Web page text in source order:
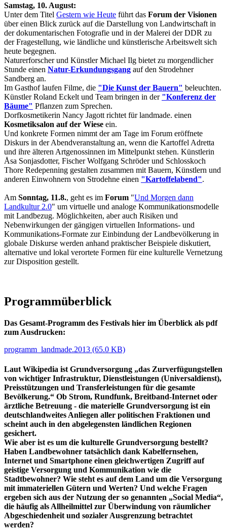
Samstag, 10. August:
Unter dem Titel Gestern wie Heute führt das Forum der Visionen
über einen Blick zurück auf die Darstellung von Landwirtschaft in
der dokumentarischen Fotografie und in der Malerei der DDR zu
der Fragestellung, wie ländliche und künstlerische Arbeitswelt sich
heute begegnen.
Naturerforscher und Künstler Michael Ilg bietet zu morgendlicher
Stunde einen Natur-Erkundungsgang auf den Strodehner
Sandberg an.
Im Gasthof laufen Filme, die "Die Kunst der Bauern" beleuchten.
Künstler Roland Eckelt und Team bringen in der "Konferenz der
Bäume" Pflanzen zum Sprechen.
Dorfkosmetikerin Nancy Jagott richtet für landmade. einen
Kosmetiksalon auf der Wiese ein.
Und konkrete Formen nimmt der am Tage im Forum eröffnete
Diskurs in der Abendveranstaltung an, wenn die Kartoffel Adretta
und ihre älteren Artgenossinnen im Mittelpunkt stehen. Künstlerin
Åsa Sonjasdotter, Fischer Wolfgang Schröder und Schlosskoch
Thore Redepenning gestalten zusammen mit Bauern, Künstlern und
anderen Einwohnern von Strodehne einen "Kartoffelabend".
Am Sonntag, 11.8., geht es im Forum "Und Morgen dann
Landkultur 2.0" um virtuelle und analoge Kommunikationsmodelle
mit Landbezug. Möglichkeiten, aber auch Risiken und
Nebenwirkungen der gängigen virtuellen Informations- und
Kommunikations-Formate zur Einbindung der Landbevölkerung in
globale Diskurse werden anhand praktischer Beispiele diskutiert,
alternative und lokal verortete Formen für eine kulturelle Vernetzung
zur Disposition gestellt.
Programmüberblick
Das Gesamt-Programm des Festivals hier im Überblick als pdf
zum Ausdrucken:
programm_landmade.2013 (65.0 KB)
Laut Wikipedia ist Grundversorgung „das Zurverfügungstellen
von wichtiger Infrastruktur, Dienstleistungen (Universaldienst),
Preisstützungen und Transferleistungen für die gesamte
Bevölkerung.“ Ob Strom, Rundfunk, Breitband-Internet oder
ärztliche Betreuung - die materielle Grundversorgung ist ein
deutschlandweites Anliegen aller politischen Fraktionen und
scheint auch in den abgelegensten ländlichen Regionen
gesichert.
Wie aber ist es um die kulturelle Grundversorgung bestellt?
Haben Landbewohner tatsächlich dank Kabelfernsehen,
Internet und Smartphone einen gleichwertigen Zugriff auf
geistige Versorgung und Kommunikation wie die
Stadtbewohner? Wie steht es auf dem Land um die Versorgung
mit immateriellen Gütern und Werten? Und welche Fragen
ergeben sich aus der Nutzung der so genannten „Social Media“,
die häufig als Allheilmittel zur Überwindung von räumlicher
Abgeschiedenheit und sozialer Ausgrenzung betrachtet
werden?